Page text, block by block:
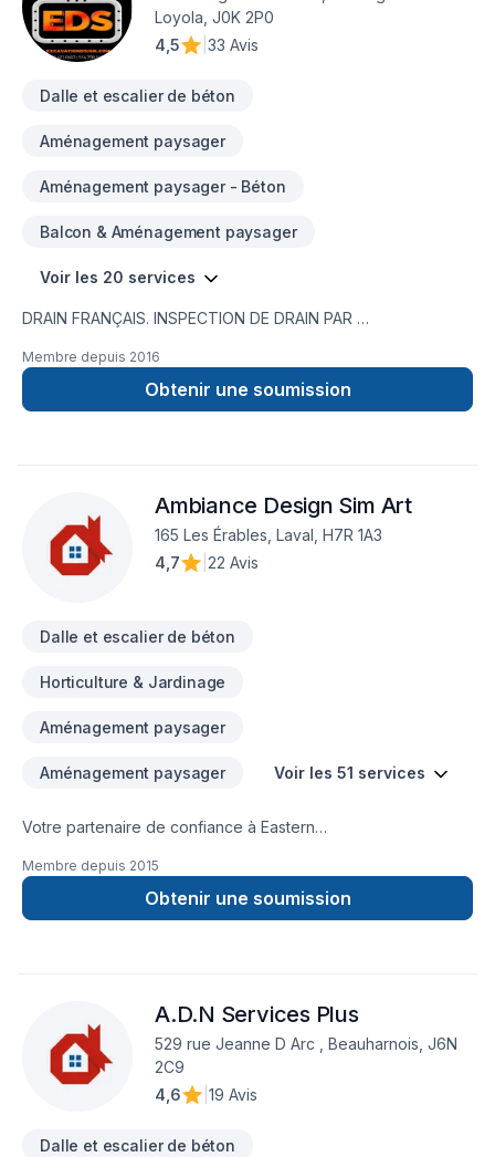
IS inc. '' Une expertise de plus de 30 ans en réalisation
d'ouvrages de maçonnerie et de béton.''
Loyola, J0K 2P0
4,5
33 Avis
Dalle et escalier de béton
Aménagement paysager
Aménagement paysager - Béton
Balcon & Aménagement paysager
Voir les 20 services
DRAIN FRANÇAIS. INSPECTION DE DRAIN PAR
FONDATION,MEMBRANE ÉLASTOMÈRE,MEMBRANE
DELTA,MARGELLE,CHEMINÉE DE NETTOYAGE,DRAIN
SANITAIRE,LIGNE A EAU NOUVEAU SERVICE EN 2023 ;
CONSTRUCTION ,FOSSÉ,DÉMOLITION PISCINE CREUSER ET
MAISON,.TERRASSEMENT ,PAVÉ UNI,
Membre depuis 2016
Obtenir une soumission
Ambiance Design Sim Art
165 Les Érables, Laval, H7R 1A3
4,7
22 Avis
Dalle et escalier de béton
Horticulture & Jardinage
Aménagement paysager
Aménagement paysager Voir les 51 services
Votre partenaire de confiance à Eastern
Ambiance Design Sim Art, spécialiste de Arbres et haies,
Béton, Calfeutrage, Carrelage, Crépis, Cuisine, Démolition,
Drain français, Excavation, Excavation intérieur, Fissures,
Tourbe, Transport, prêt à concrétiser vos projets les plus
ambitieux. Nous privilégions la transparence, l'écoute et
l'efficacité pour bâtir des relations de confiance avec nos
clients. Parlons de votre projet aujourd'hui et voyons
comment nous pouvons vous aider.
Membre depuis 2015
Obtenir une soumission
A.D.N Services Plus
529 rue Jeanne D Arc , Beauharnois, J6N
2C9
4,6
19 Avis
Dalle et escalier de béton